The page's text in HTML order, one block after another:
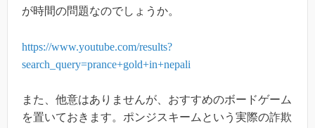
が時間の問題なのでしょうか。
https://www.youtube.com/results?
search_query=prance+gold+in+nepali
また、他意はありませんが、おすすめのボードゲーム
を置いておきます。ポンジスキームという実際の詐欺